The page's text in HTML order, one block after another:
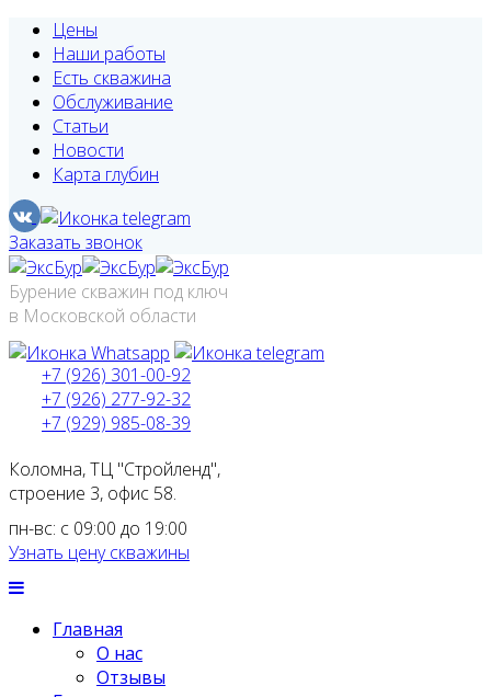
Цены
Наши работы
Есть скважина
Обслуживание
Статьи
Новости
Карта глубин
Заказать звонок
Бурение скважин под ключ
в Московской области
+7 (926) 301-00-92
+7 (926) 277-92-32
+7 (929) 985-08-39
Коломна, ТЦ "Стройленд",
строение 3, офис 58.
пн-вс: с 09:00 до 19:00
Узнать цену скважины
Главная
О нас
Отзывы